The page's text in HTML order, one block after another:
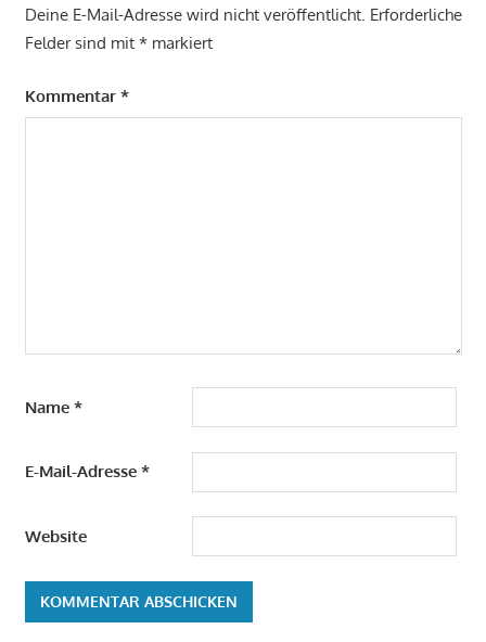
Deine E-Mail-Adresse wird nicht veröffentlicht. Erforderliche
Felder sind mit *markiert
Kommentar *
Name *
E-Mail-Adresse *
Website